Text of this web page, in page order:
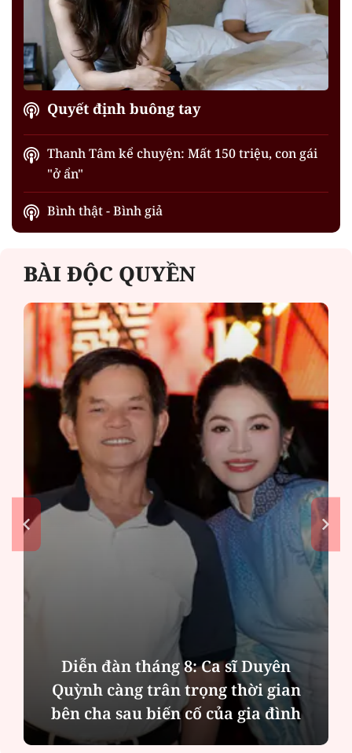
Quyết định buông tay
Thanh Tâm kể chuyện: Mất 150 triệu, con gái
"ở ẩn"
Bình thật - Bình giả
BÀI ĐỘC QUYỀN
Diễn đàn tháng 8: Ca sĩ Duyên
Quỳnh càng trân trọng thời gian
bên cha sau biến cố của gia đình